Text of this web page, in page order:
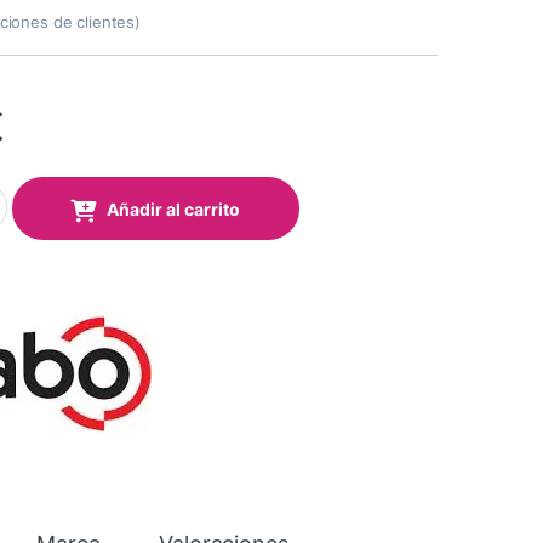
de clientes)
C30 IV con LAPOS² quantity
Añadir al carrito